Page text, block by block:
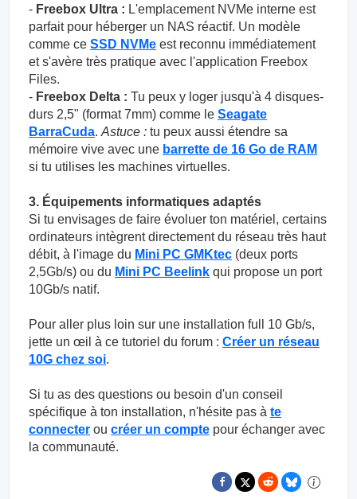
- Freebox Ultra : L'emplacement NVMe interne est
parfait pour héberger un NAS réactif. Un modèle
comme ce SSD NVMe est reconnu immédiatement
et s'avère très pratique avec l'application Freebox
Files.
- Freebox Delta : Tu peux y loger jusqu'à 4 disques-
durs 2,5" (format 7mm) comme le Seagate
BarraCuda. Astuce : tu peux aussi étendre sa
mémoire vive avec une barrette de 16 Go de RAM
si tu utilises les machines virtuelles.
3. Équipements informatiques adaptés
Si tu envisages de faire évoluer ton matériel, certains
ordinateurs intègrent directement du réseau très haut
débit, à l'image du Mini PC GMKtec (deux ports
2,5Gb/s) ou du Mini PC Beelink qui propose un port
10Gb/s natif.
Pour aller plus loin sur une installation full 10 Gb/s,
jette un œil à ce tutoriel du forum : Créer un réseau
10G chez soi.
Si tu as des questions ou besoin d'un conseil
spécifique à ton installation, n'hésite pas à te
connecter ou créer un compte pour échanger avec
la communauté.